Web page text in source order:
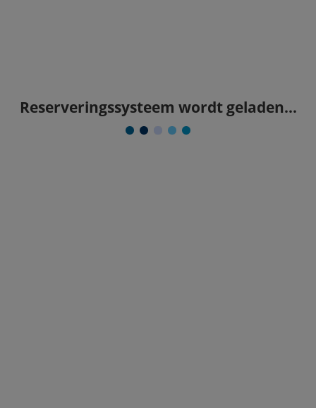
Reserveringssysteem wordt geladen...